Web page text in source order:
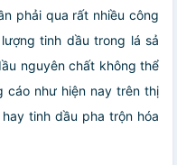
phải qua rất nhiều công
tinh dầu trong lá sả
nguyên chất không thể
cáo như hiện nay trên thị
tinh dầu pha trộn hóa